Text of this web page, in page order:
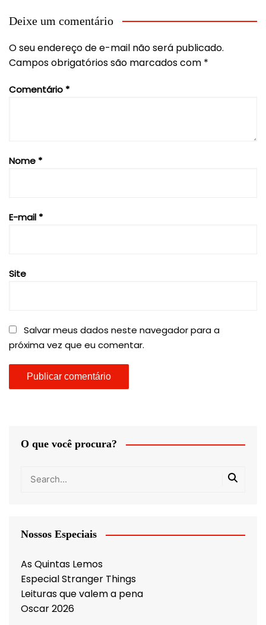
Deixe um comentário
O seu endereço de e-mail não será publicado.
Campos obrigatórios são marcados com *
Comentário *
Nome *
E-mail *
Site
Salvar meus dados neste navegador para a
próxima vez que eu comentar.
O que você procura?
Nossos Especiais
As Quintas Lemos
Especial Stranger Things
Leituras que valem a pena
Oscar 2026